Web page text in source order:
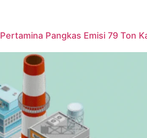
Pangkas Emisi 79 Ton